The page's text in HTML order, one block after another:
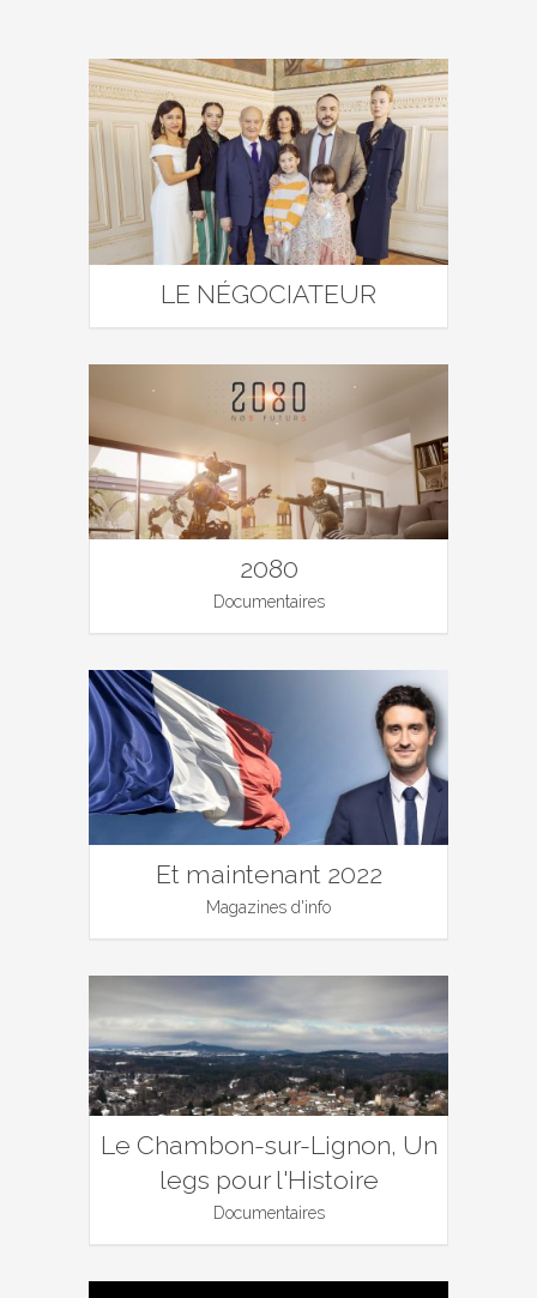
LE NÉGOCIATEUR
2080
Documentaires
Et maintenant 2022
Magazines d'info
Le Chambon-sur-Lignon, Un
legs pour l'Histoire
Documentaires